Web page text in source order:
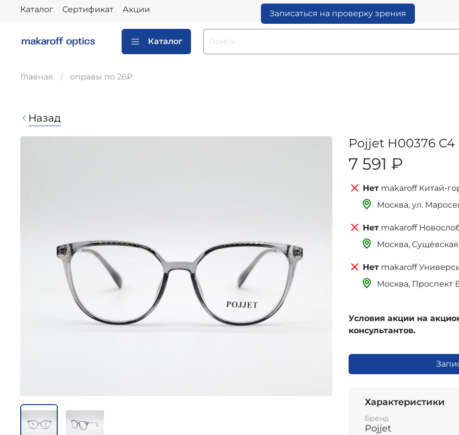
Каталог Сертификат Акции Записаться на проверку зрения
Каталог
Главная оправы по 26₽
Назад
Pojjet H00376 C4
7 591 ₽
makaroff Китай-
Москва, ‌‌‌‌ул.
makaroff
Москва, Сущёвская
makaroff
Москва, Проспект
Условия акции на
консультантов.
Характеристики
Бренд
Pojjet